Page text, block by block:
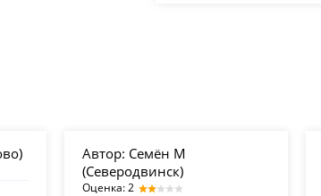
Автор: Семён М
(Северодвинск)
Оценка: 2